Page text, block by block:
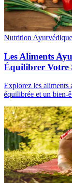
Nutrition Ayurvédique
Les Aliments
Équilibrer Votre
Explorez les aliments
équilibrée et un bien-